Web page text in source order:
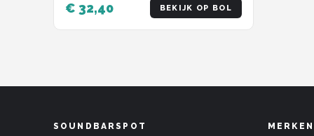
- tot 25 kg / zwart
€ 32,40 BEKIJK OP BOL
SOUNDBARSPOT MERKEN